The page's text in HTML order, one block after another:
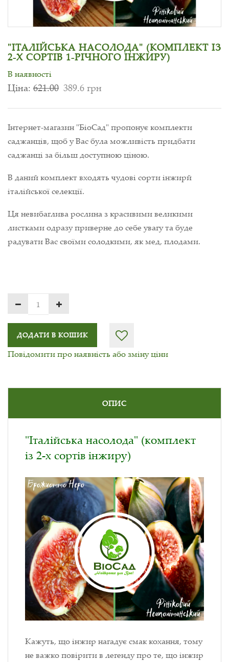
"ІТАЛІЙСЬКА НАСОЛОДА" (КОМПЛЕКТ ІЗ
2-Х СОРТІВ 1-РІЧНОГО ІНЖИРУ)
В наявності
Ціна: 621.00 389.6 грн
Інтернет-магазин "БіоСад" пропонує комплекти
саджанців, щоб у Вас була можливість придбати
саджанці за більш доступною ціною.
В даний комплект входять чудові сорти інжирй
італійської селекції.
Ця невибаглива рослина з красивими великими
листками одразу приверне до себе увагу та буде
радувати Вас своїми солодкими, як мед, плодами.
ДОДАТИ В КОШИК
Повідомити про наявність або зміну ціни
ОПИС
"Італійська насолода" (комплект
із 2-х сортів інжиру)
Кажуть, що інжир нагадує смак кохання, тому
не важко повірити в легенду про те, що інжир